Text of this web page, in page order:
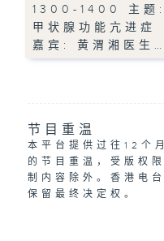
1300-1400 主题:
甲状腺功能亢进症
嘉宾: 黄渭湘医生…
节目重温
本平台提供过往12个月
的节目重温，受版权限
制内容除外。香港电台
保留最终决定权。